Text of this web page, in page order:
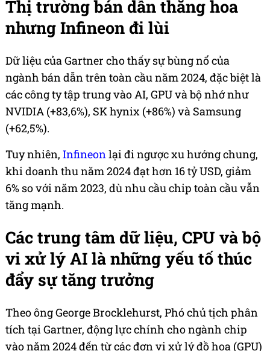
Thị trường bán dẫn thăng hoa
nhưng Infineon đi lùi
Dữ liệu của Gartner cho thấy sự bùng nổ của
ngành bán dẫn trên toàn cầu năm 2024, đặc biệt là
các công ty tập trung vào AI, GPU và bộ nhớ như
NVIDIA (+83,6%), SK hynix (+86%) và Samsung
(+62,5%).
Tuy nhiên, Infineonlại đi ngược xu hướng chung,
khi doanh thu năm 2024 đạt hơn 16 tỷ USD, giảm
6% so với năm 2023, dù nhu cầu chip toàn cầu vẫn
tăng mạnh.
Các trung tâm dữ liệu, CPU và bộ
vi xử lý AI là những yếu tố thúc
đẩy sự tăng trưởng
Theo ông George Brocklehurst, Phó chủ tịch phân
tích tại Gartner, động lực chính cho ngành chip
vào năm 2024 đến từ các đơn vị xử lý đồ họa (GPU)